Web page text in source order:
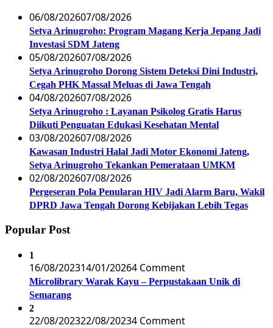
06/08/202607/08/2026
Setya Arinugroho: Program Magang Kerja Jepang Jadi
Investasi SDM Jateng
05/08/202607/08/2026
Setya Arinugroho Dorong Sistem Deteksi Dini Industri,
Cegah PHK Massal Meluas di Jawa Tengah
04/08/202607/08/2026
Setya Arinugroho : Layanan Psikolog Gratis Harus
Diikuti Penguatan Edukasi Kesehatan Mental
03/08/202607/08/2026
Kawasan Industri Halal Jadi Motor Ekonomi Jateng,
Setya Arinugroho Tekankan Pemerataan UMKM
02/08/202607/08/2026
Pergeseran Pola Penularan HIV Jadi Alarm Baru, Wakil
DPRD Jawa Tengah Dorong Kebijakan Lebih Tegas
Popular Post
1
16/08/202314/01/20264 Comment
Microlibrary Warak Kayu – Perpustakaan Unik di
Semarang
2
22/08/202322/08/20234 Comment